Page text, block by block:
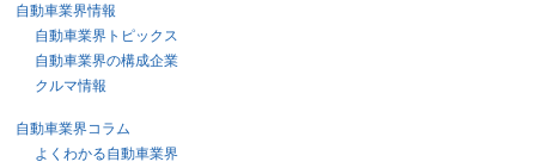
自動車業界情報
自動車業界トピックス
自動車業界の構成企業
クルマ情報
自動車業界コラム
よくわかる自動車業界